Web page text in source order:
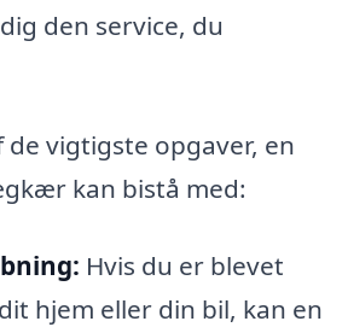
den service, du
de vigtigste opgaver, en
kan bistå med:
Hvis du er blevet
hjem eller din bil, kan en